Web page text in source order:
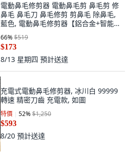
電動鼻毛修剪器 電動鼻毛剪 鼻毛剪 修
鼻毛 鼻毛刀 鼻毛修剪 剪鼻毛 除鼻毛,
藍色, 電動鼻毛修剪器【鋁合金+智能
數顯】長續航
66%$519
$173
8/13 星期四 預計送達
充電式電動鼻毛修剪器, 冰川白 99999
轉速 精密刀齒 充電款, 如圖
特價 52%$1,250
$593
8/20 預計送達